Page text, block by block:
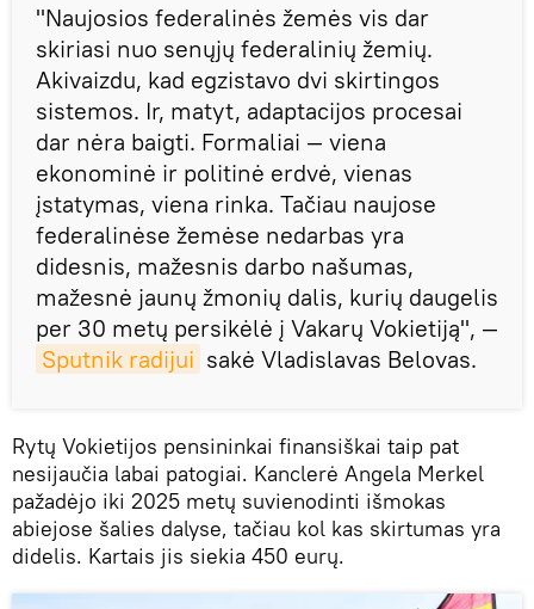
"Naujosios federalinės žemės vis dar
skiriasi nuo senųjų federalinių žemių.
Akivaizdu, kad egzistavo dvi skirtingos
sistemos. Ir, matyt, adaptacijos procesai
dar nėra baigti. Formaliai — viena
ekonominė ir politinė erdvė, vienas
įstatymas, viena rinka. Tačiau naujose
federalinėse žemėse nedarbas yra
didesnis, mažesnis darbo našumas,
mažesnė jaunų žmonių dalis, kurių daugelis
per 30 metų persikėlė į Vakarų Vokietiją", —
Sputnik radijui sakė Vladislavas Belovas.
Rytų Vokietijos pensininkai finansiškai taip pat
nesijaučia labai patogiai. Kanclerė Angela Merkel
pažadėjo iki 2025 metų suvienodinti išmokas
abiejose šalies dalyse, tačiau kol kas skirtumas yra
didelis. Kartais jis siekia 450 eurų.